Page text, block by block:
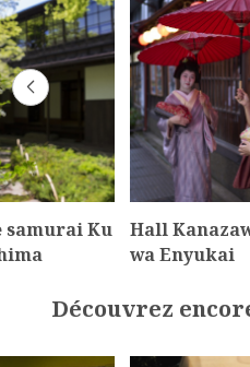
samurai Ku
Hall
wa Enyukai
Découvrez